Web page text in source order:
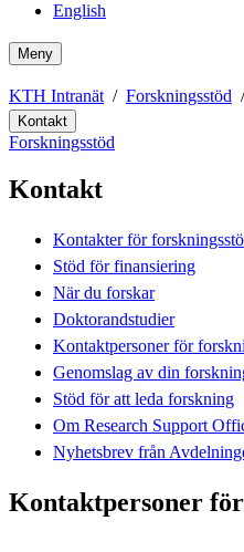
English
Meny
KTH Intranät Forskningsstöd
Kontakt
Forskningsstöd
Kontakt
Kontakter för
Stöd för finansiering
När du forskar
Doktorandstudier
Kontaktpersoner för
Genomslag av din
Stöd för att leda forskning
Om Research Support
Nyhetsbrev från
Kontaktpersoner